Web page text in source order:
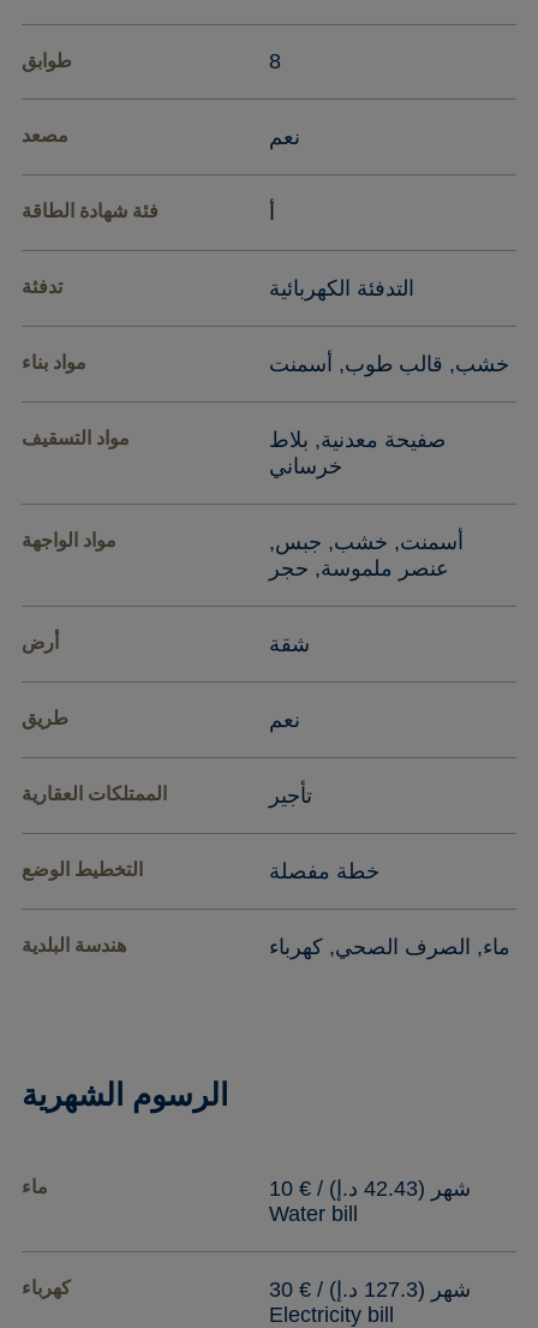
طوابق 8
مصعد نعم
فئة شهادة الطاقة أ
تدفئة التدفئة الكهربائية
مواد بناء خشب, قالب طوب, أسمنت
مواد التسقيف
صفيحة معدنية, بلاط
خرساني
مواد الواجهة
أسمنت, خشب, جبس,
عنصر ملموسة, حجر
أرض شقة
طريق نعم
الممتلكات العقارية تأجير
التخطيط الوضع خطة مفصلة
هندسة البلدية ماء, الصرف الصحي, كهرباء
الرسوم الشهرية
ماء
10 € / شهر (42.43 د.إ)
Water bill
كهرباء
30 € / شهر (127.3 د.إ)
Electricity bill